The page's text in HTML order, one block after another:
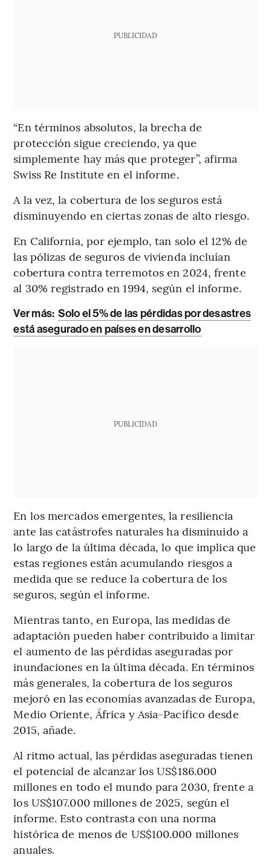
PUBLICIDAD
“En términos absolutos, la brecha de
protección sigue creciendo, ya que
simplemente hay más que proteger”, afirma
Swiss Re Institute en el informe.
A la vez, la cobertura de los seguros está
disminuyendo en ciertas zonas de alto riesgo.
En California, por ejemplo, tan solo el 12% de
las pólizas de seguros de vivienda incluían
cobertura contra terremotos en 2024, frente
al 30% registrado en 1994, según el informe.
Ver más: Solo el 5% de las pérdidas por desastres
está asegurado en países en desarrollo
PUBLICIDAD
En los mercados emergentes, la resiliencia
ante las catástrofes naturales ha disminuido a
lo largo de la última década, lo que implica que
estas regiones están acumulando riesgos a
medida que se reduce la cobertura de los
seguros, según el informe.
Mientras tanto, en Europa, las medidas de
adaptación pueden haber contribuido a limitar
el aumento de las pérdidas aseguradas por
inundaciones en la última década. En términos
más generales, la cobertura de los seguros
mejoró en las economías avanzadas de Europa,
Medio Oriente, África y Asia-Pacífico desde
2015, añade.
Al ritmo actual, las pérdidas aseguradas tienen
el potencial de alcanzar los US$186.000
millones en todo el mundo para 2030, frente a
los US$107.000 millones de 2025, según el
informe. Esto contrasta con una norma
histórica de menos de US$100.000 millones
anuales.